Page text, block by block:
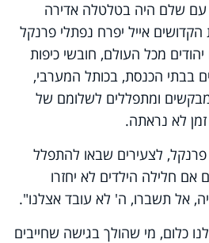
עם שלם היה בטלטלה אדירה
אייל יפרח נפתלי פרנקל
מכל העולם, חובשי כיפות
בבתי הכנסת, בכותל המערבי,
מבקשים ומתפללים לשלומם של
לא נראתה.
לצעירים שבאו להתפלל
חלילה הילדים לא יחזרו
אל תשברו, ה' לא עובד אצלנו".
כלום, מי שהולך בגישה שחייבים